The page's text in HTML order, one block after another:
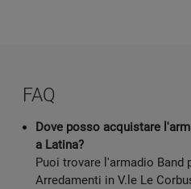
FAQ
Dove posso acquistare
a Latina?
Puoi trovare l'armadio Band
Arredamenti in V.le Le